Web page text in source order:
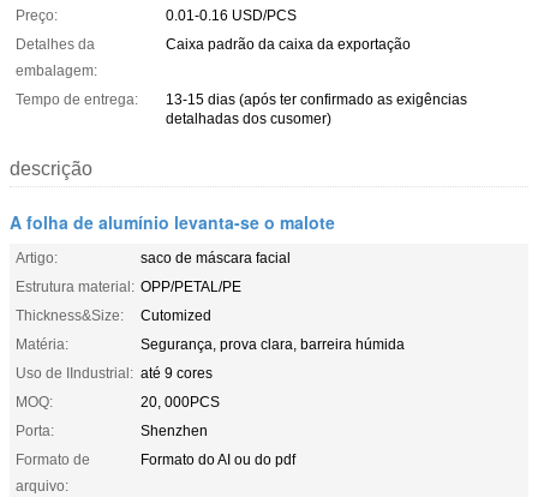
Preço:
0.01-0.16 USD/PCS
Detalhes da
embalagem:
Caixa padrão da caixa da exportação
Tempo de entrega:
13-15 dias (após ter confirmado as exigências
detalhadas dos cusomer)
descrição
A folha de alumínio levanta-se o malote
Artigo:
saco de máscara facial
Estrutura material: OPP/PETAL/PE
Thickness&Size:
Cutomized
Matéria:
Segurança, prova clara, barreira húmida
Uso de IIndustrial: até 9 cores
MOQ:
20, 000PCS
Porta:
Shenzhen
Formato de
arquivo:
Formato do AI ou do pdf